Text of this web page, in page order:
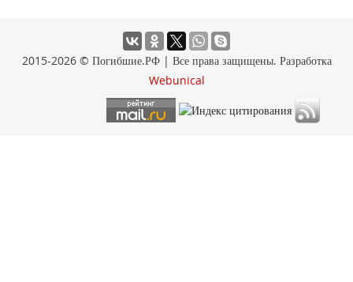
2015-2026 © Погибшие.РФ | Все права защищены. Разработка
Webunical